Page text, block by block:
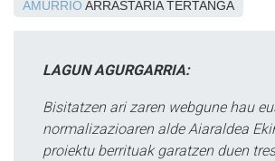
AMURRIO ARRASTARIA TERTANGA
LAGUN AGURGARRIA:
Bisitatzen ari zaren webgune hau
normalizazioaren alde Aiaraldea
proiektu berrituak garatzen duen